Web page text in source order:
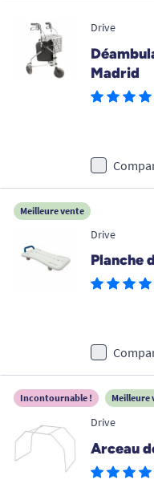
Drive
Madrid
Meilleure vente
Drive
Planche
Incontournable ! Meilleure
Drive
Arceau